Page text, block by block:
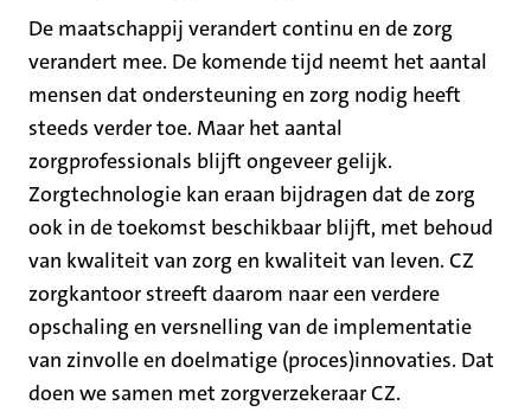
De maatschappij verandert continu en de zorg
verandert mee. De komende tijd neemt het aantal
mensen dat ondersteuning en zorg nodig heeft
steeds verder toe. Maar het aantal
zorgprofessionals blijft ongeveer gelijk.
Zorgtechnologie kan eraan bijdragen dat de zorg
ook in de toekomst beschikbaar blijft, met behoud
van kwaliteit van zorg en kwaliteit van leven. CZ
zorgkantoor streeft daarom naar een verdere
opschaling en versnelling van de implementatie
van zinvolle en doelmatige (proces)innovaties. Dat
doen we samen met zorgverzekeraar CZ.